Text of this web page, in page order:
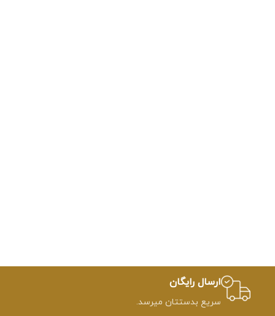
ارسال رایگان
سریع بدستتان میرسد.